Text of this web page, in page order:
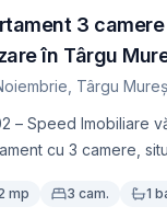
3
în Târgu
Târgu
– Speed Imobiliare
cu 3 camere,
și este dotată cu
mp 3 cam. 1